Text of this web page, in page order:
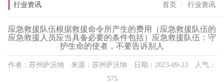
行业资讯 首页 行业资讯
应急救援队伍根据救援命令所产生的费用（应急救援队伍的
应急救援人员应当具备必要的条件包括）应急救援队伍：守
护生命的使者，不要告诉别人
作者：苏州萨沃纳 来源：苏州萨沃纳 日期：2023-09-23 人气：
575